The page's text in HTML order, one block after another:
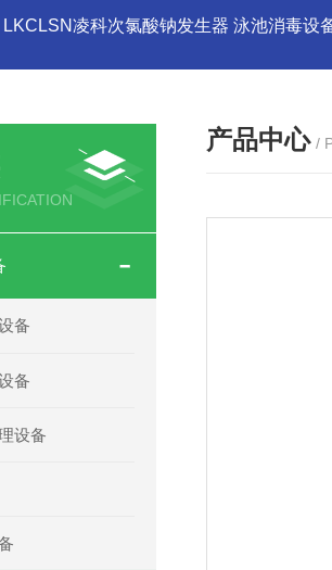
LKCLSN凌科次氯酸钠发生器 泳池消毒设
备
备
设备
产品中心 /